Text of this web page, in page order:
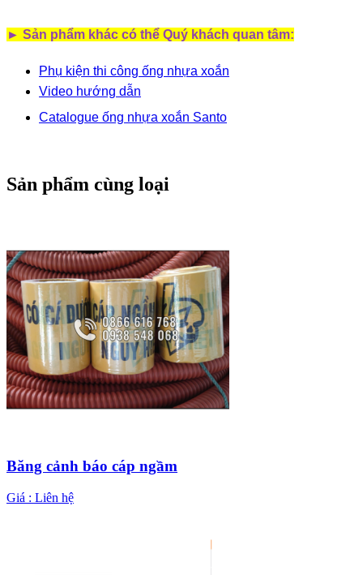
► Sản phẩm khác có thể Quý khách quan tâm:
Phụ kiện thi công ống nhựa xoắn
Video hướng dẫn
Catalogue ống nhựa xoắn Santo
Sản phẩm cùng loại
Băng cảnh báo cáp ngầm
Giá : Liên hệ